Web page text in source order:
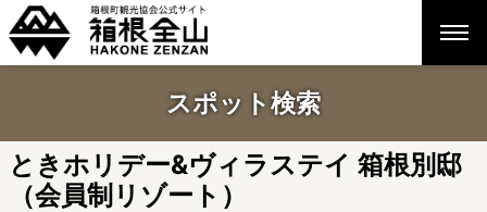
スポット検索
ときホリデー&ヴィラステイ 箱根別邸
（会員制リゾート）